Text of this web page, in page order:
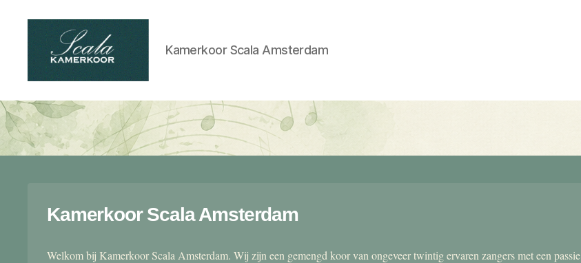
kamerkoor
Kamerkoor Scala Amsterdam
Kamerkoor Scala Amsterdam
Welkom bij Kamerkoor Scala Amsterdam. Wij zijn een gemengd koor van ongeveer twintig ervaren zangers met een passie